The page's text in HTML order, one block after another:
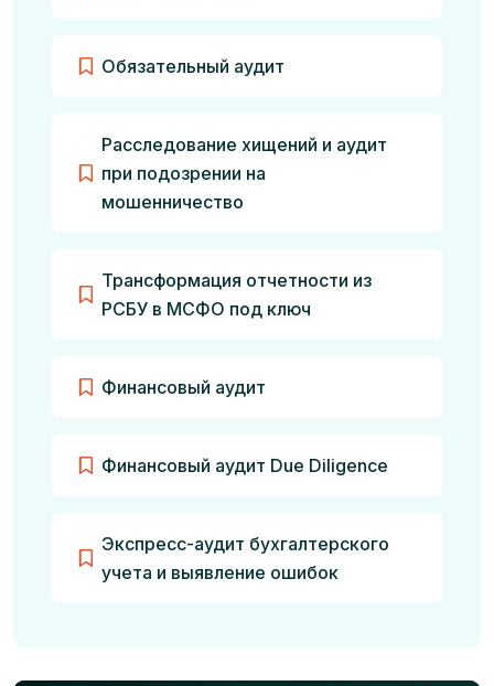
Обязательный аудит
Расследование хищений и аудит
при подозрении на
мошенничество
Трансформация отчетности из
РСБУ в МСФО под ключ
Финансовый аудит
Финансовый аудит Due Diligence
Экспресс-аудит бухгалтерского
учета и выявление ошибок